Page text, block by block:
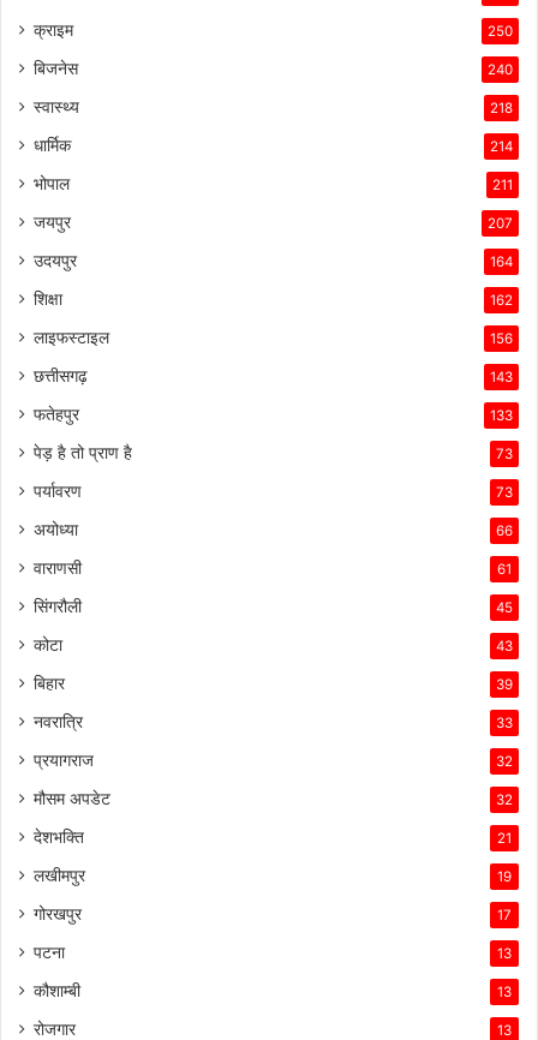
क्राइम 250
बिजनेस 240
स्वास्थ्य 218
धार्मिक 214
भोपाल 211
जयपुर 207
उदयपुर 164
शिक्षा 162
लाइफस्टाइल 156
छत्तीसगढ़ 143
फतेहपुर 133
पेड़ है तो प्राण है 73
पर्यावरण 73
अयोध्या 66
वाराणसी 61
सिंगरौली 45
कोटा 43
बिहार 39
नवरात्रि 33
प्रयागराज 32
मौसम अपडेट 32
देशभक्ति 21
लखीमपुर 19
गोरखपुर 17
पटना 13
कौशाम्बी 13
रोजगार 13